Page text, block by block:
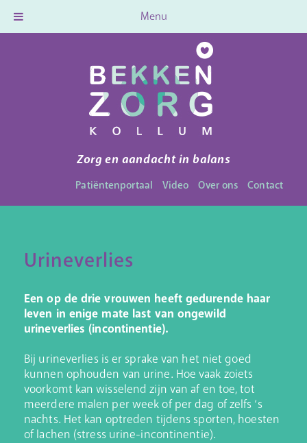
Zorg en aandacht in balans
Patiëntenportaal Video Over ons Contact
Urineverlies
Een op de drie vrouwen heeft gedurende haar
leven in enige mate last van ongewild
urineverlies (incontinentie).
Bij urineverlies is er sprake van het niet goed
kunnen ophouden van urine. Hoe vaak zoiets
voorkomt kan wisselend zijn van af en toe, tot
meerdere malen per week of per dag of zelfs ‘s
nachts. Het kan optreden tijdens sporten, hoesten
of lachen (stress urine-incontinentie).
Menu